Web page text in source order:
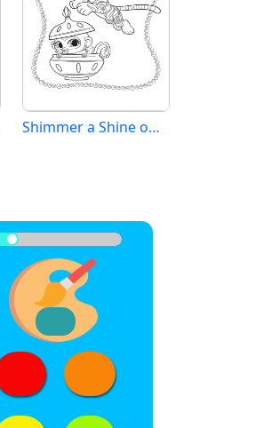
Shimmer a Shine omalovánka zdarma